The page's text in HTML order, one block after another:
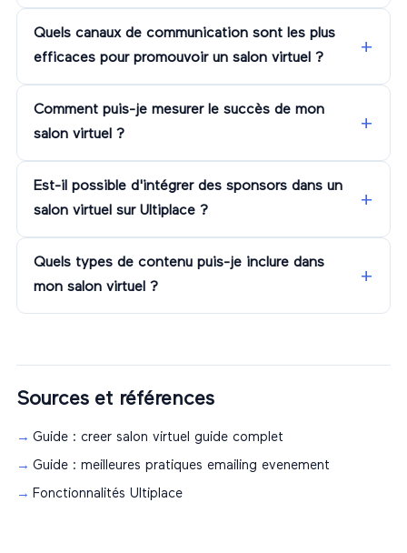
Quels canaux de communication sont les plus
efficaces pour promouvoir un salon virtuel ?
Comment puis-je mesurer le succès de mon
salon virtuel ?
Est-il possible d'intégrer des sponsors dans un
salon virtuel sur Ultiplace ?
Quels types de contenu puis-je inclure dans
mon salon virtuel ?
Sources et références
Guide : creer salon virtuel guide complet
Guide : meilleures pratiques emailing evenement
Fonctionnalités Ultiplace